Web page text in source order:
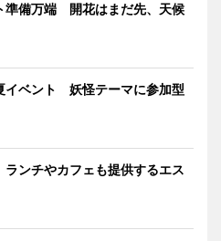
準備万端 開花はまだ先、天候
イベント 妖怪テーマに参加型
ンチやカフェも提供するエス